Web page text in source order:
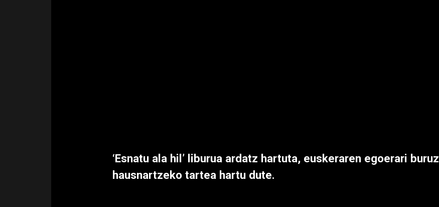
‘Esnatu ala hil’ liburua ardatz hartuta, euskeraren egoerari buruz
hausnartzeko tartea hartu dute.